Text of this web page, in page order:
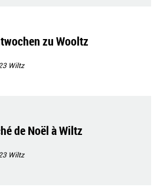
zu Wooltz
Wiltz
de Noël à Wiltz
Wiltz